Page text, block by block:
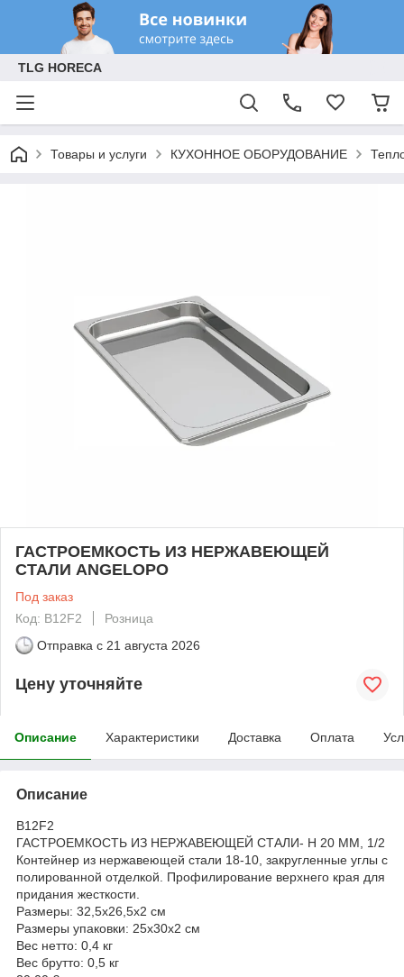
TLG HORECA
Товары и услуги КУХОННОЕ ОБОРУДОВАНИЕ
ГАСТРОЕМКОСТЬ ИЗ НЕРЖАВЕЮЩЕЙ
СТАЛИ ANGELOPO
Под заказ
Код: B12F2
Розница
Отправка с 21 августа 2026
Цену уточняйте
Описание Характеристики Доставка Оплата
Описание
B12F2
ГАСТРОЕМКОСТЬ ИЗ НЕРЖАВЕЮЩЕЙ СТАЛИ- H 20 MM, 1/2
Контейнер из нержавеющей стали 18-10, закругленные углы с
полированной отделкой. Профилирование верхнего края для
придания жесткости.
Размеры: 32,5x26,5x2 см
Размеры упаковки: 25x30x2 см
Вес нетто: 0,4 кг
Вес брутто: 0,5 кг